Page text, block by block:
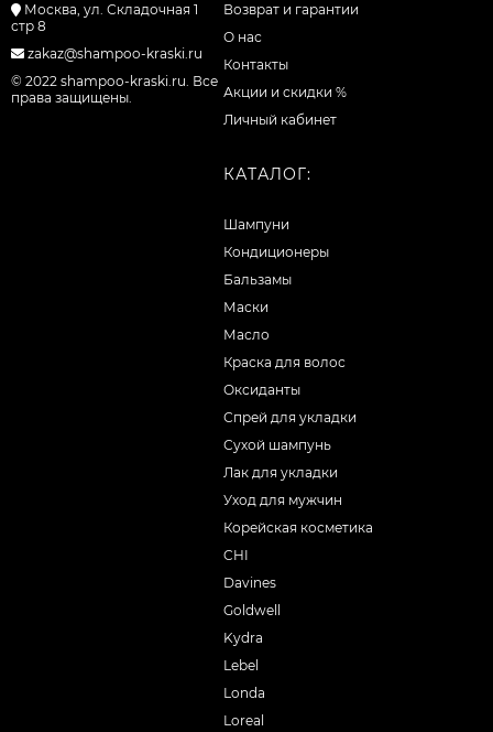
Москва, ул. Складочная 1
стр 8
zakaz@shampoo-kraski.ru
© 2022 shampoo-kraski.ru. Все
права защищены.
Возврат и гарантии
О нас
Контакты
Акции и скидки %
Личный кабинет
КАТАЛОГ:
Шампуни
Кондиционеры
Бальзамы
Маски
Масло
Краска для волос
Оксиданты
Спрей для укладки
Сухой шампунь
Лак для укладки
Уход для мужчин
Корейская косметика
CHI
Davines
Goldwell
Kydra
Lebel
Londa
Loreal